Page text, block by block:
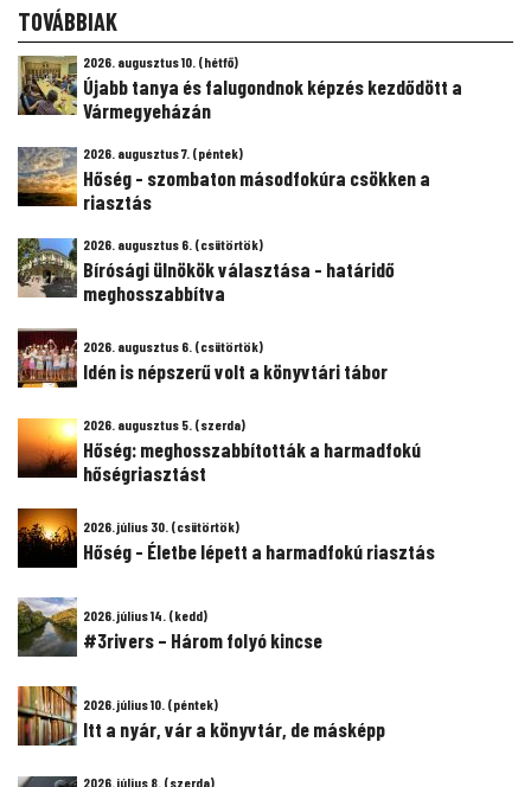
TOVÁBBIAK
2026. augusztus 10. (hétfő)
Újabb tanya és falugondnok képzés kezdődött a
Vármegyeházán
2026. augusztus 7. (péntek)
Hőség - szombaton másodfokúra csökken a
riasztás
2026. augusztus 6. (csütörtök)
Bírósági ülnökök választása - határidő
meghosszabbítva
2026. augusztus 6. (csütörtök)
Idén is népszerű volt a könyvtári tábor
2026. augusztus 5. (szerda)
Hőség: meghosszabbították a harmadfokú
hőségriasztást
2026. július 30. (csütörtök)
Hőség - Életbe lépett a harmadfokú riasztás
2026. július 14. (kedd)
#3rivers – Három folyó kincse
2026. július 10. (péntek)
Itt a nyár, vár a könyvtár, de másképp
2026. július 8. (szerda)